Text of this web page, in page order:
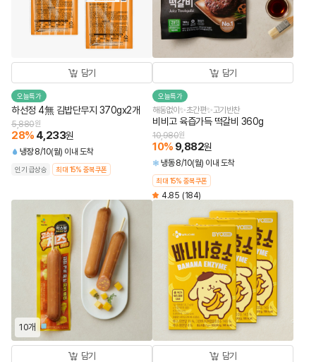
담기
오늘특가
하선정 4無 김밥단무지 370gx2개
5,880원
28% 4,233원
냉장 8/10(월) 이내 도착
인기 급상승 최대 15% 중복쿠폰
담기
오늘특가
해동없이✨초간편✨고기반찬
비비고 육즙가득 떡갈비 360g
10,980원
10% 9,882원
냉동 8/10(월) 이내 도착
최대 15% 중복쿠폰
4.85 (184)
10개
담기 담기